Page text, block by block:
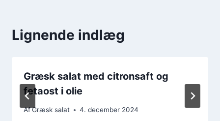
Lignende indlæg
Græsk salat med citronsaft og
fetaost i olie
AfGræsk salat 4. december 2024